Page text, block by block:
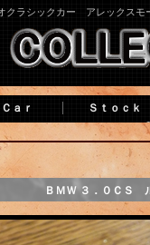
ラシックカー アレックスモ
ａｒ
Ｓｔｏｃ
ＢＭＷ ３．０ＣＳ